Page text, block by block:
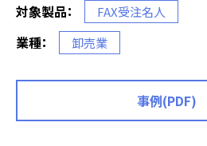
対象製品： FAX受注名人
業種： 卸売業
事例(PDF)